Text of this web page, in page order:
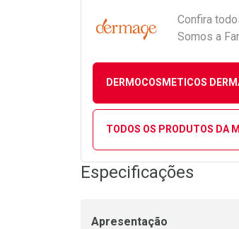
Confira
Somos a
DERMOCOSMETICOS
TODOS OS PRODUTOS DA
Especificações
Apresentação